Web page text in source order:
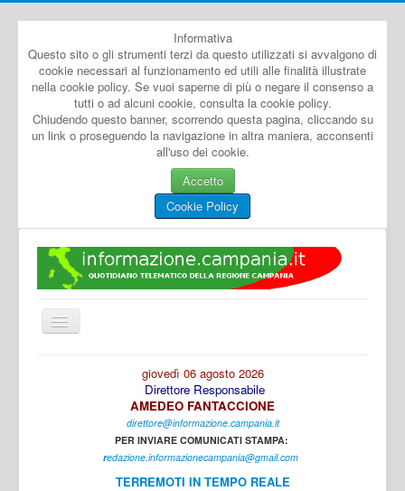
Informativa
Questo sito o gli strumenti terzi da questo utilizzati si avvalgono di
cookie necessari al funzionamento ed utili alle finalità illustrate
nella cookie policy. Se vuoi saperne di più o negare il consenso a
tutti o ad alcuni cookie, consulta la cookie policy.
Chiudendo questo banner, scorrendo questa pagina, cliccando su
un link o proseguendo la navigazione in altra maniera, acconsenti
all'uso dei cookie.
Accetto
Cookie Policy
Cambia
navigazione
giovedì 06 agosto 2026
Direttore Responsabile
AMEDEO FANTACCIONE
direttore@informazione.campania.it
PER INVIARE COMUNICATI STAMPA:
redazione.informazionecampania@gmail.com
TERREMOTI IN TEMPO REALE